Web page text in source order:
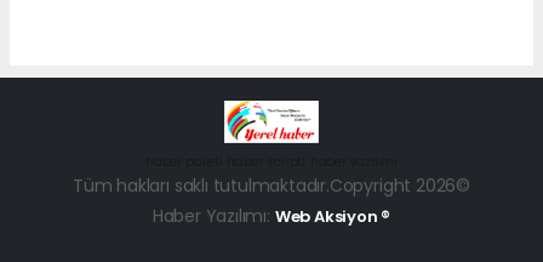
Tüm hakları saklı tutulmaktadır.Copyright 2026©
Haber Yazılımı: Web Aksiyon ®